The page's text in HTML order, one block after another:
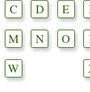
C
D E
M
N O
W